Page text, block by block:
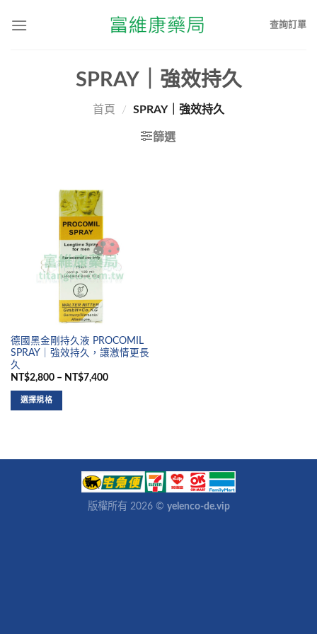
查詢訂單
SPRAY｜強效持久
首頁 / SPRAY｜強效持久
篩選
德國黑金剛持久液 PROCOMIL
SPRAY｜強效持久，讓激情更長
久
NT$2,800 – NT$7,400
選擇規格
版權所有 2026 © yelenco-de.vip